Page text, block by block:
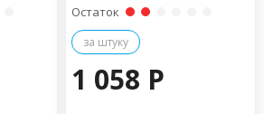
Остаток
за штуку
1 058 P